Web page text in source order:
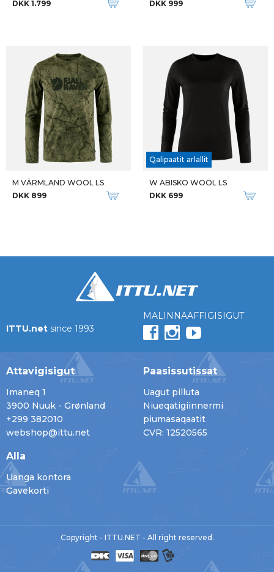
DKK 1.799
DKK 999
M VÄRMLAND WOOL LS
DKK 899
Qalipaatit arlallit
W ABISKO WOOL LS
DKK 699
ITTU.net since 1993
MALINNAAFFIGISIGUT
Attavigisigut
Imaneq 1
3900 Nuuk - Grønland
+299 382010
webshop@ittu.net
Paasissutissat
Uagut pilluta
Niueqatigiinnermi
piumasaqaatit
CVR: 12520565
Alla
Uanga kontora
Gavekorti
Copyright - ITTU.NET - All right reserved.